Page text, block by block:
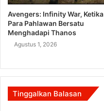
Avengers: Infinity War, Ketika
Para Pahlawan Bersatu
Menghadapi Thanos
Agustus 1, 2026
Tinggalkan Balasan